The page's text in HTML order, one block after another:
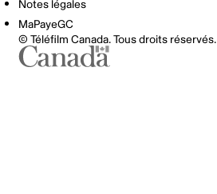
Notes légales
MaPayeGC
© Téléfilm Canada. Tous droits réservés.